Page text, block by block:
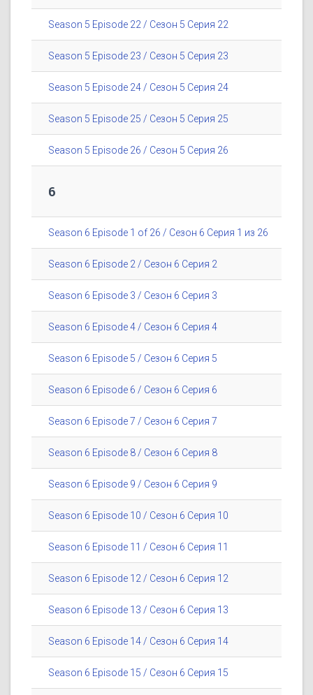
Season 5 Episode 22 / Сезон 5 Серия 22
Season 5 Episode 23 / Сезон 5 Серия 23
Season 5 Episode 24 / Сезон 5 Серия 24
Season 5 Episode 25 / Сезон 5 Серия 25
Season 5 Episode 26 / Сезон 5 Серия 26
6
Season 6 Episode 1 of 26 / Сезон 6 Серия 1 из 26
Season 6 Episode 2 / Сезон 6 Серия 2
Season 6 Episode 3 / Сезон 6 Серия 3
Season 6 Episode 4 / Сезон 6 Серия 4
Season 6 Episode 5 / Сезон 6 Серия 5
Season 6 Episode 6 / Сезон 6 Серия 6
Season 6 Episode 7 / Сезон 6 Серия 7
Season 6 Episode 8 / Сезон 6 Серия 8
Season 6 Episode 9 / Сезон 6 Серия 9
Season 6 Episode 10 / Сезон 6 Серия 10
Season 6 Episode 11 / Сезон 6 Серия 11
Season 6 Episode 12 / Сезон 6 Серия 12
Season 6 Episode 13 / Сезон 6 Серия 13
Season 6 Episode 14 / Сезон 6 Серия 14
Season 6 Episode 15 / Сезон 6 Серия 15